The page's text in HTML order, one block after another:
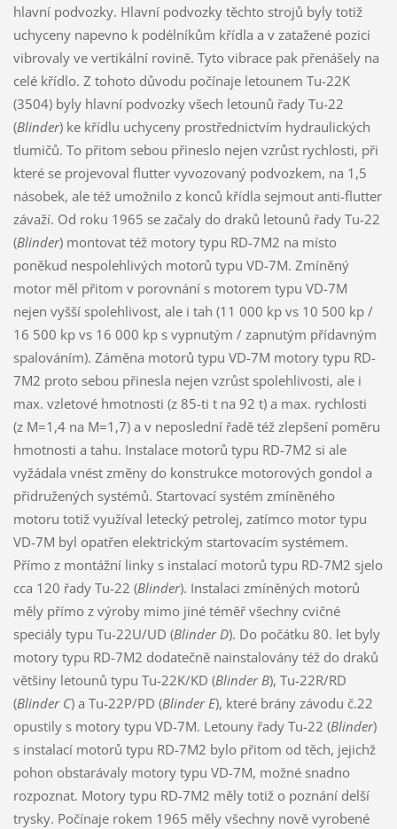
hlavní podvozky. Hlavní podvozky těchto strojů byly totiž
uchyceny napevno k podélníkům křídla a v zatažené pozici
vibrovaly ve vertikální rovině. Tyto vibrace pak přenášely na
celé křídlo. Z tohoto důvodu počínaje letounem Tu-22K
(3504) byly hlavní podvozky všech letounů řady Tu-22
(Blinder) ke křídlu uchyceny prostřednictvím hydraulických
tlumičů. To přitom sebou přineslo nejen vzrůst rychlosti, při
které se projevoval flutter vyvozovaný podvozkem, na 1,5
násobek, ale též umožnilo z konců křídla sejmout anti-flutter
závaží. Od roku 1965 se začaly do draků letounů řady Tu-22
(Blinder) montovat též motory typu RD-7M2 na místo
poněkud nespolehlivých motorů typu VD-7M. Zmíněný
motor měl přitom v porovnání s motorem typu VD-7M
nejen vyšší spolehlivost, ale i tah (11 000 kp vs 10 500 kp /
16 500 kp vs 16 000 kp s vypnutým / zapnutým přídavným
spalováním). Záměna motorů typu VD-7M motory typu RD-
7M2 proto sebou přinesla nejen vzrůst spolehlivosti, ale i
max. vzletové hmotnosti (z 85-ti t na 92 t) a max. rychlosti
(z M=1,4 na M=1,7) a v neposlední řadě též zlepšení poměru
hmotnosti a tahu. Instalace motorů typu RD-7M2 si ale
vyžádala vnést změny do konstrukce motorových gondol a
přidružených systémů. Startovací systém zmíněného
motoru totiž využíval letecký petrolej, zatímco motor typu
VD-7M byl opatřen elektrickým startovacím systémem.
Přímo z montážní linky s instalací motorů typu RD-7M2 sjelo
cca 120 řady Tu-22 (Blinder). Instalaci zmíněných motorů
měly přímo z výroby mimo jiné téměř všechny cvičné
speciály typu Tu-22U/UD (Blinder D). Do počátku 80. let byly
motory typu RD-7M2 dodatečně nainstalovány též do draků
většiny letounů typu Tu-22K/KD (Blinder B), Tu-22R/RD
(Blinder C) a Tu-22P/PD (Blinder E), které brány závodu č.22
opustily s motory typu VD-7M. Letouny řady Tu-22 (Blinder)
s instalací motorů typu RD-7M2 bylo přitom od těch, jejichž
pohon obstarávaly motory typu VD-7M, možné snadno
rozpoznat. Motory typu RD-7M2 měly totiž o poznání delší
trysky. Počínaje rokem 1965 měly všechny nově vyrobené